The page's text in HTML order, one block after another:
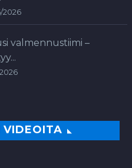
2026
valmennustiimi –
VIDEOITA